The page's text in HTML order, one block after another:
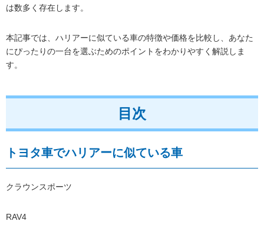
は数多く存在します。
本記事では、ハリアーに似ている車の特徴や価格を比較し、あなた
にぴったりの一台を選ぶためのポイントをわかりやすく解説しま
す。
目次
トヨタ車でハリアーに似ている車
クラウンスポーツ
RAV4